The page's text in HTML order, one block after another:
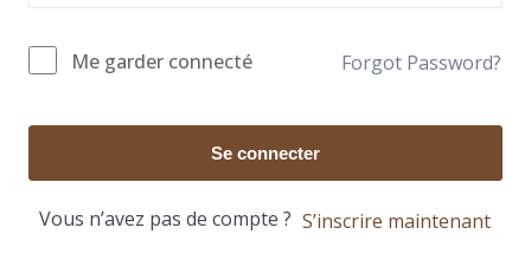
Me garder connecté Forgot Password?
Se connecter
Vous n’avez pas de compte ? S’inscrire maintenant